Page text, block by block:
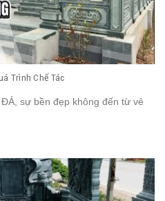
Trình Chế Tác
sự bền đẹp không đến từ vẻ